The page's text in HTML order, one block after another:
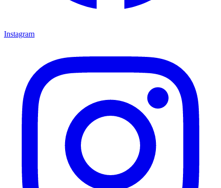
Instagram